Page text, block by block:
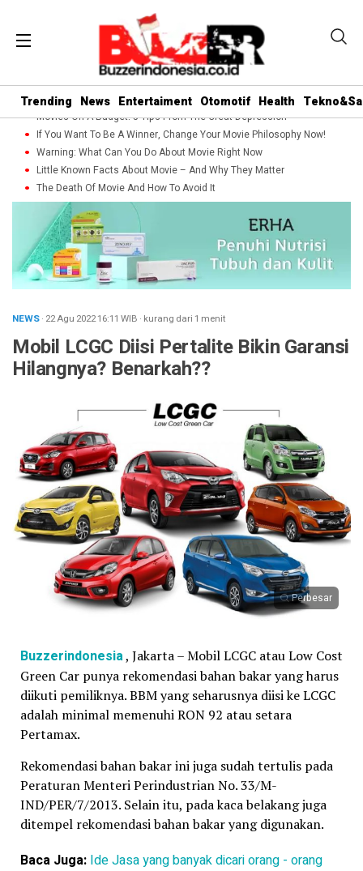
Trending News Entertaiment Otomotif Health
Movies On A Budget: 5 Tips From The Great Depression
If You Want To Be A Winner, Change Your Movie Philosophy Now!
Warning: What Can You Do About Movie Right Now
Little Known Facts About Movie – And Why They Matter
The Death Of Movie And How To Avoid It
NEWS· 22 Agu 202216:11 WIB · kurang dari 1 menit
Mobil LCGC Diisi Pertalite Bikin Garansi
Hilangnya? Benarkah??
Perbesar
Buzzerindonesia, Jakarta – Mobil LCGC atau Low Cost
Green Car punya rekomendasi bahan bakar yang harus
diikuti pemiliknya. BBM yang seharusnya diisi ke LCGC
adalah minimal memenuhi RON 92 atau setara
Pertamax.
Rekomendasi bahan bakar ini juga sudah tertulis pada
Peraturan Menteri Perindustrian No. 33/M-
IND/PER/7/2013. Selain itu, pada kaca belakang juga
ditempel rekomendasi bahan bakar yang digunakan.
Baca Juga: Ide Jasa yang banyak dicari orang - orang